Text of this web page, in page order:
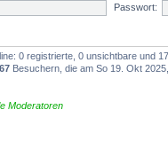
Passwort:
0 registrierte, 0 unsichtbare und
Besuchern, die am So 19. Okt
Moderatoren